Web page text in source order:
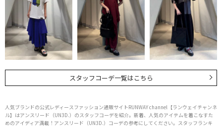
スタッフコーデ一覧はこちら
人気ブランドの公式レディースファッション通販サイトRUNWAY channel【ランウェイチャンネ
ル】はアンスリード（UN3D.）のスタッフコーデを紹介。新着、人気のアイテムを着こなすた
めのアイディア満載！アンスリード（UN3D.）コーデの参考にしてください。スタッフランキ